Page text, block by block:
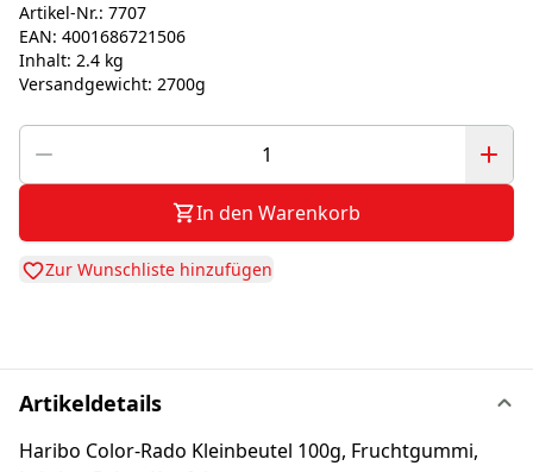
Artikel-Nr.: 7707
EAN: 4001686721506
Inhalt: 2.4 kg
Versandgewicht: 2700g
In den Warenkorb
Zur Wunschliste hinzufügen
Artikeldetails
Haribo Color-Rado Kleinbeutel 100g, Fruchtgummi,